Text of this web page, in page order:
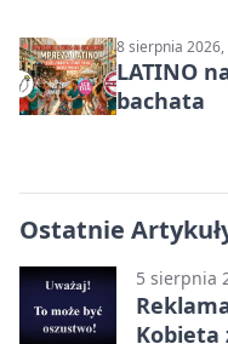
8 sierpnia 2026,
LATINO
bachata
Ostatnie
5 sierpnia
Kobieta